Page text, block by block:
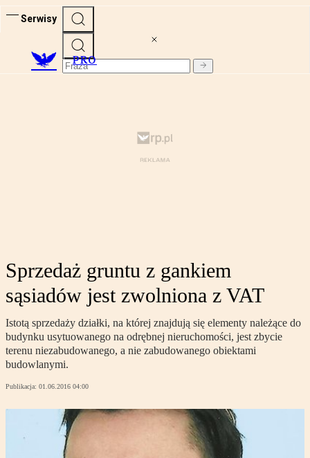
Serwisy
PRO
Sprzedaż gruntu z gankiem
sąsiadów jest zwolniona z VAT
Istotą sprzedaży działki, na której znajdują się elementy należące do
budynku usytuowanego na odrębnej nieruchomości, jest zbycie
terenu niezabudowanego, a nie zabudowanego obiektami
budowlanymi.
Publikacja: 01.06.2016 04:00